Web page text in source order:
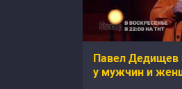
Павел Дедищев
у мужчин и